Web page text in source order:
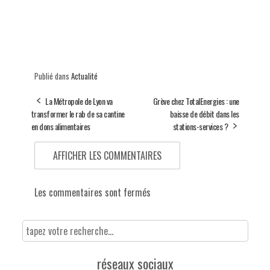
Publié dans Actualité
La Métropole de Lyon va
transformer le rab de sa cantine
en dons alimentaires
Grève chez TotalEnergies : une
baisse de débit dans les
stations-services ?
AFFICHER LES COMMENTAIRES
Les commentaires sont fermés
réseaux sociaux